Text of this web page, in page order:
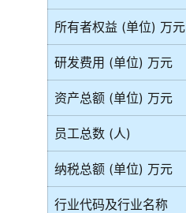
所有者权益 (单位) 万元
研发费用 (单位) 万元
资产总额 (单位) 万元
员工总数 (人)
纳税总额 (单位) 万元
行业代码及行业名称